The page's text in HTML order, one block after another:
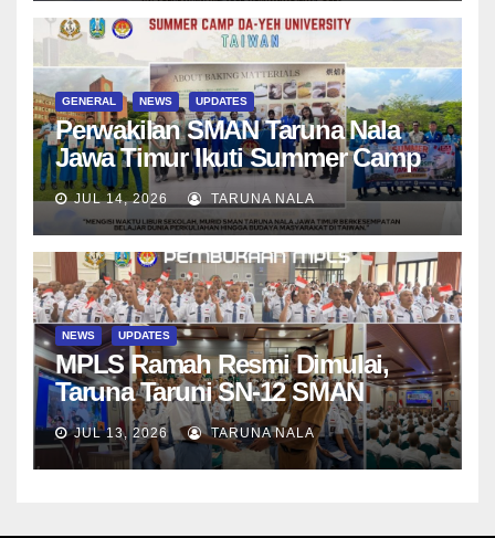
GENERAL NEWS UPDATES
Perwakilan SMAN Taruna Nala
Jawa Timur Ikuti Summer Camp
di Da-Yeh University, Taiwan
JUL 14, 2026 TARUNA NALA
NEWS UPDATES
MPLS Ramah Resmi Dimulai,
Taruna Taruni SN-12 SMAN
Taruna Nala Jawa Timur Siap
Menjalani Tahun Ajaran Baru
JUL 13, 2026 TARUNA NALA